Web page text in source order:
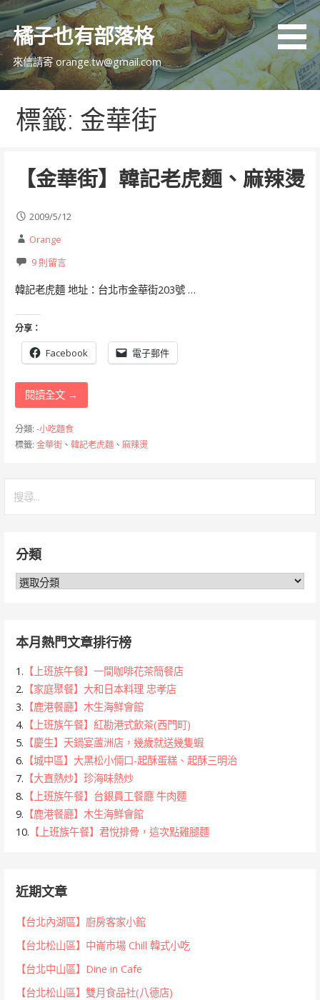
跳
主
內
橘子也有部落格
來信請寄 orange.tw@gmail.com
標籤: 金華街
【金華街】韓記老虎麵、麻辣燙
2009/5/12
Orange
9 則留言
韓記老虎麵 地址：台北市金華街203號 …
分享：
Facebook 電子郵件
閱讀全文 →
分類: -小吃麵食
標籤: 金華街、 韓記老虎麵、 麻辣燙
字:分類
分
本月熱門文章排行榜
1. 【上班族午餐】一間咖啡花茶簡餐店
2. 【家庭聚餐】大和日本料理 忠孝店
3. 【鹿港餐廳】木生海鮮會館
4. 【上班族午餐】紅勘港式飲茶(西門町)
5. 【慶生】天鍋宴蘆洲店，幾歲就送幾隻蝦
6. 【城中區】大黑松小倆口-起酥蛋糕、起酥三明治
7. 【大直熱炒】珍海味熱炒
8. 【上班族午餐】台銀員工餐廳 牛肉麵
9. 【鹿港餐廳】木生海鮮會館
10. 【上班族午餐】君悅排骨，這次點雞腿麵
近期文章
【台北內湖區】廚房客家小館
【台北松山區】中崙市場 Chill 韓式小吃
【台北中山區】Dine in Cafe
【台北松山區】雙月食品社(八德店)